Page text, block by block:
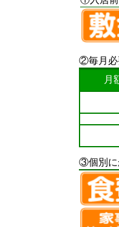
②毎月必
月
③個別に